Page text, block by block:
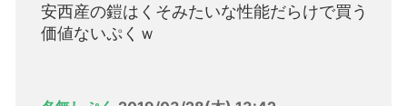
安西産の鎧はくそみたいな性能だらけで買う
価値ないぷくｗ